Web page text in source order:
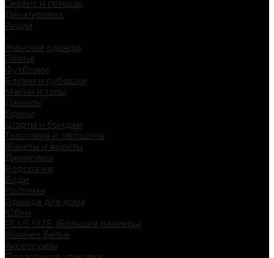
Сервис и помощь
Декатировка
Акции
...
Женская одежда
Платья
Футболки
Блузки и рубашки
Майки и топы
Джинсы
Брюки
Шорты и бриджи
Толстовки и свитшоты
Жакеты и жилеты
Джемперы
Водолазки
Боди
Костюмы
Одежда для дома
Юбки
PLUS SIZE (Большие размеры)
Нижнее белье
Аксессуары